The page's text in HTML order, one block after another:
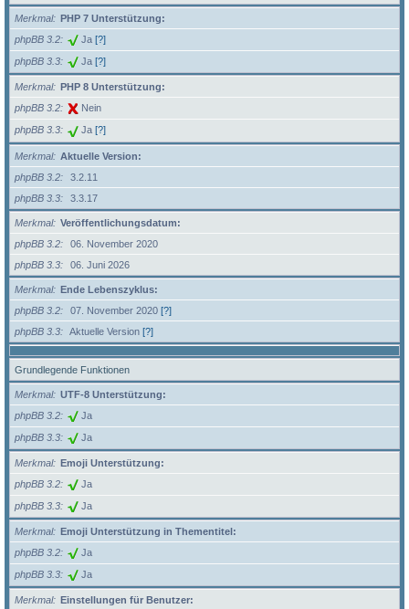
Merkmal
PHP 7 Unterstützung:
phpBB 3.2
Ja [?]
phpBB 3.3 Ja [?]
Merkmal
PHP 8 Unterstützung:
phpBB 3.2
Nein
phpBB 3.3 Ja [?]
Merkmal
Aktuelle Version:
phpBB 3.2
3.2.11
phpBB 3.3
3.3.17
Merkmal
Veröffentlichungsdatum:
phpBB 3.2
06. November 2020
phpBB 3.3
06. Juni 2026
Merkmal
Ende Lebenszyklus:
phpBB 3.2
07. November 2020 [?]
phpBB 3.3
Aktuelle Version [?]
Grundlegende Funktionen
Merkmal
UTF-8 Unterstützung:
phpBB 3.2
Ja
phpBB 3.3 Ja
Merkmal
Emoji Unterstützung:
phpBB 3.2
Ja
phpBB 3.3 Ja
Merkmal
Emoji Unterstützung in Thementitel:
phpBB 3.2
Ja
phpBB 3.3 Ja
Merkmal
Einstellungen für Benutzer: